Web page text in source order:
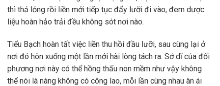
thì thả lỏng rồi liền mới tiếp tục đẩy lưỡi đi vào, đem dược
liệu hoàn hảo trải đều không sót nơi nào.
Tiểu Bạch hoàn tất việc liền thu hồi đầu lưỡi, sau cùng lại ở
nơi đó hôn xuống một lần mới hài lòng tách ra. Sở dĩ của đối
phương nơi này có thể hồng thấu non mềm như vậy không
thể nói là nàng không có công lao, mỗi lần cùng nhau ân ái